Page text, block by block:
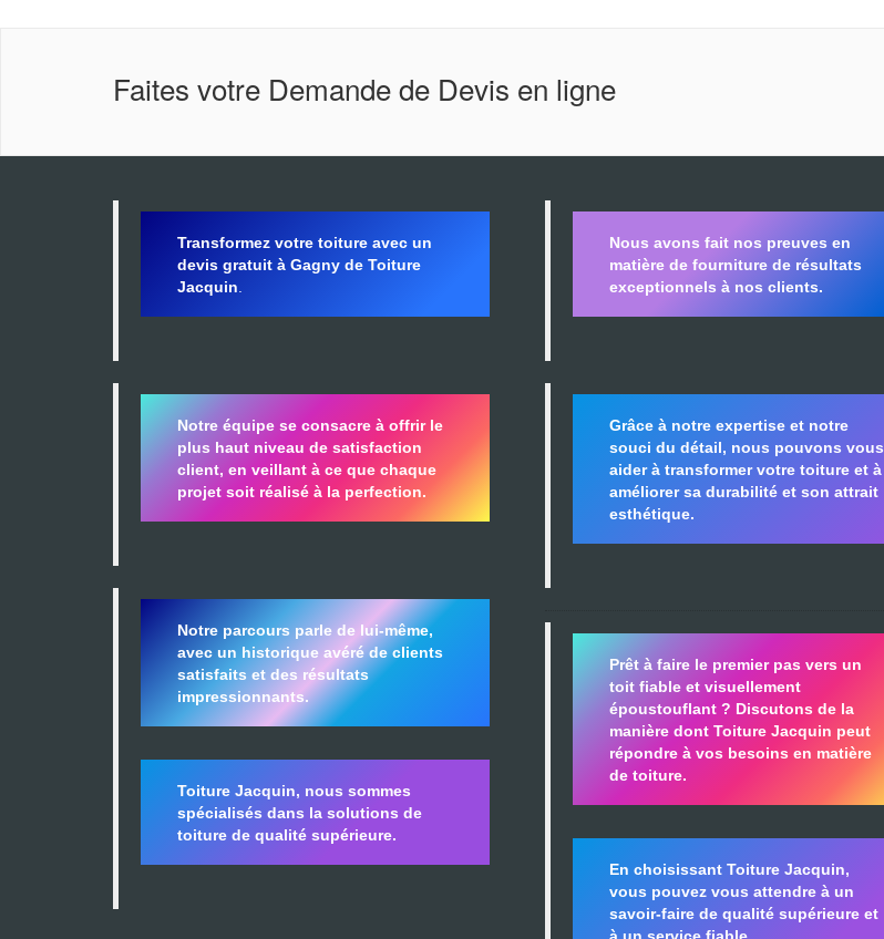
Faites votre Demande de Devis en ligne
Transformez votre toiture avec un
devis gratuit à Gagny de Toiture
Jacquin
Notre équipe se consacre à offrir le
plus haut niveau de satisfaction
client, en veillant à ce que chaque
projet soit réalisé à la perfection.
Notre parcours parle de lui-même,
avec un historique avéré de clients
satisfaits et des résultats
impressionnants.
Toiture Jacquin, nous sommes
spécialisés dans la solutions de
toiture de qualité supérieure.
Nous avons fait nos preuves en
matière de fourniture de résultats
exceptionnels à nos clients.
Grâce à notre expertise et notre
souci du détail, nous pouvons vous
aider à transformer votre toiture et à
améliorer sa durabilité et son attrait
esthétique.
Prêt à faire le premier pas vers un
toit fiable et visuellement
époustouflant ? Discutons de la
manière dont Toiture Jacquin peut
répondre à vos besoins en matière
de toiture.
En choisissant Toiture Jacquin,
vous pouvez vous attendre à un
savoir-faire de qualité supérieure et
à un service fiable